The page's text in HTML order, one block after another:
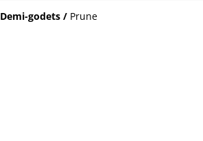
Demi-godets / Prune